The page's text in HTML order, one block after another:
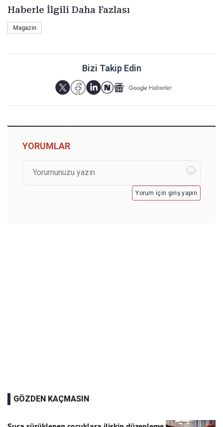
Haberle İlgili Daha Fazlası
Magazin
Bizi Takip Edin
YORUMLAR
Yorum için giriş yapın
GÖZDEN KAÇMASIN